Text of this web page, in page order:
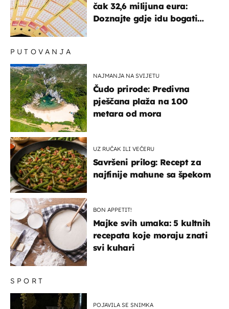
čak 32,6 milijuna eura:
Doznajte gdje idu bogati
SPORT
POJAVILA SE SNIMKA
PUTOVANJA
NAJMANJA NA SVIJETU
Čudo prirode: Predivna
pješčana plaža na 100
metara od mora
UZ RUČAK ILI VEČERU
Savršeni prilog: Recept za
najfinije mahune sa špekom
BON APPETIT!
Majke svih umaka: 5 kultnih
recepata koje moraju znati
svi kuhari